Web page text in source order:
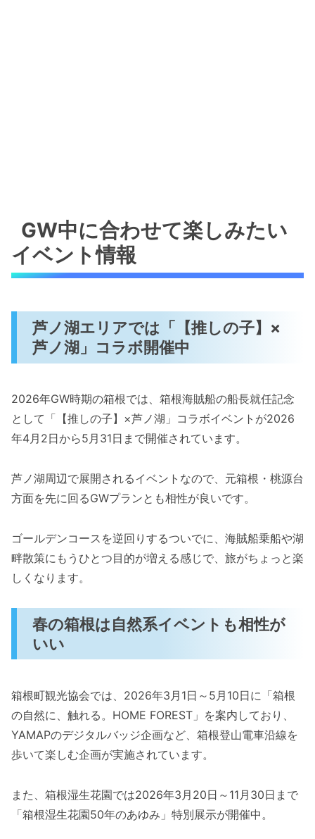
GW中に合わせて楽しみたい
イベント情報
芦ノ湖エリアでは「【推しの子】×
芦ノ湖」コラボ開催中
2026年GW時期の箱根では、箱根海賊船の船長就任記念
として「【推しの子】×芦ノ湖」コラボイベントが2026
年4月2日から5月31日まで開催されています。
芦ノ湖周辺で展開されるイベントなので、元箱根・桃源台
方面を先に回るGWプランとも相性が良いです。
ゴールデンコースを逆回りするついでに、海賊船乗船や湖
畔散策にもうひとつ目的が増える感じで、旅がちょっと楽
しくなります。
春の箱根は自然系イベントも相性が
いい
箱根町観光協会では、2026年3月1日～5月10日に「箱根
の自然に、触れる。HOME FOREST」を案内しており、
YAMAPのデジタルバッジ企画など、箱根登山電車沿線を
歩いて楽しむ企画が実施されています。
また、箱根湿生花園では2026年3月20日～11月30日まで
「箱根湿生花園50年のあゆみ」特別展示が開催中。